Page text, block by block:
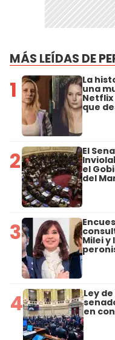
MÁS LEÍDAS DE
1 La
una
Netflix
que
2 El
el
del
3 Milei y
4 Ley
en